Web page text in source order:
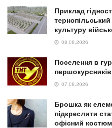
Приклад
культуру
08.08.2026
Поселення в
07.08.2026
Брошка як
підкреслити
офісний костюм